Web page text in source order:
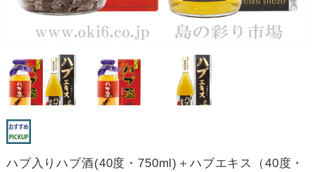
ハブ入りハブ酒(40度・750ml)＋ハブエキス（40度・